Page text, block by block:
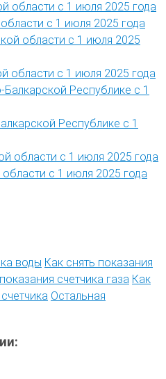
с 1 июля 2025 года
области с 1 июля 2025 года
Республике с 1
с 1 июля 2025 года
воды Как снять показания
счетчика газа Как
Остальная